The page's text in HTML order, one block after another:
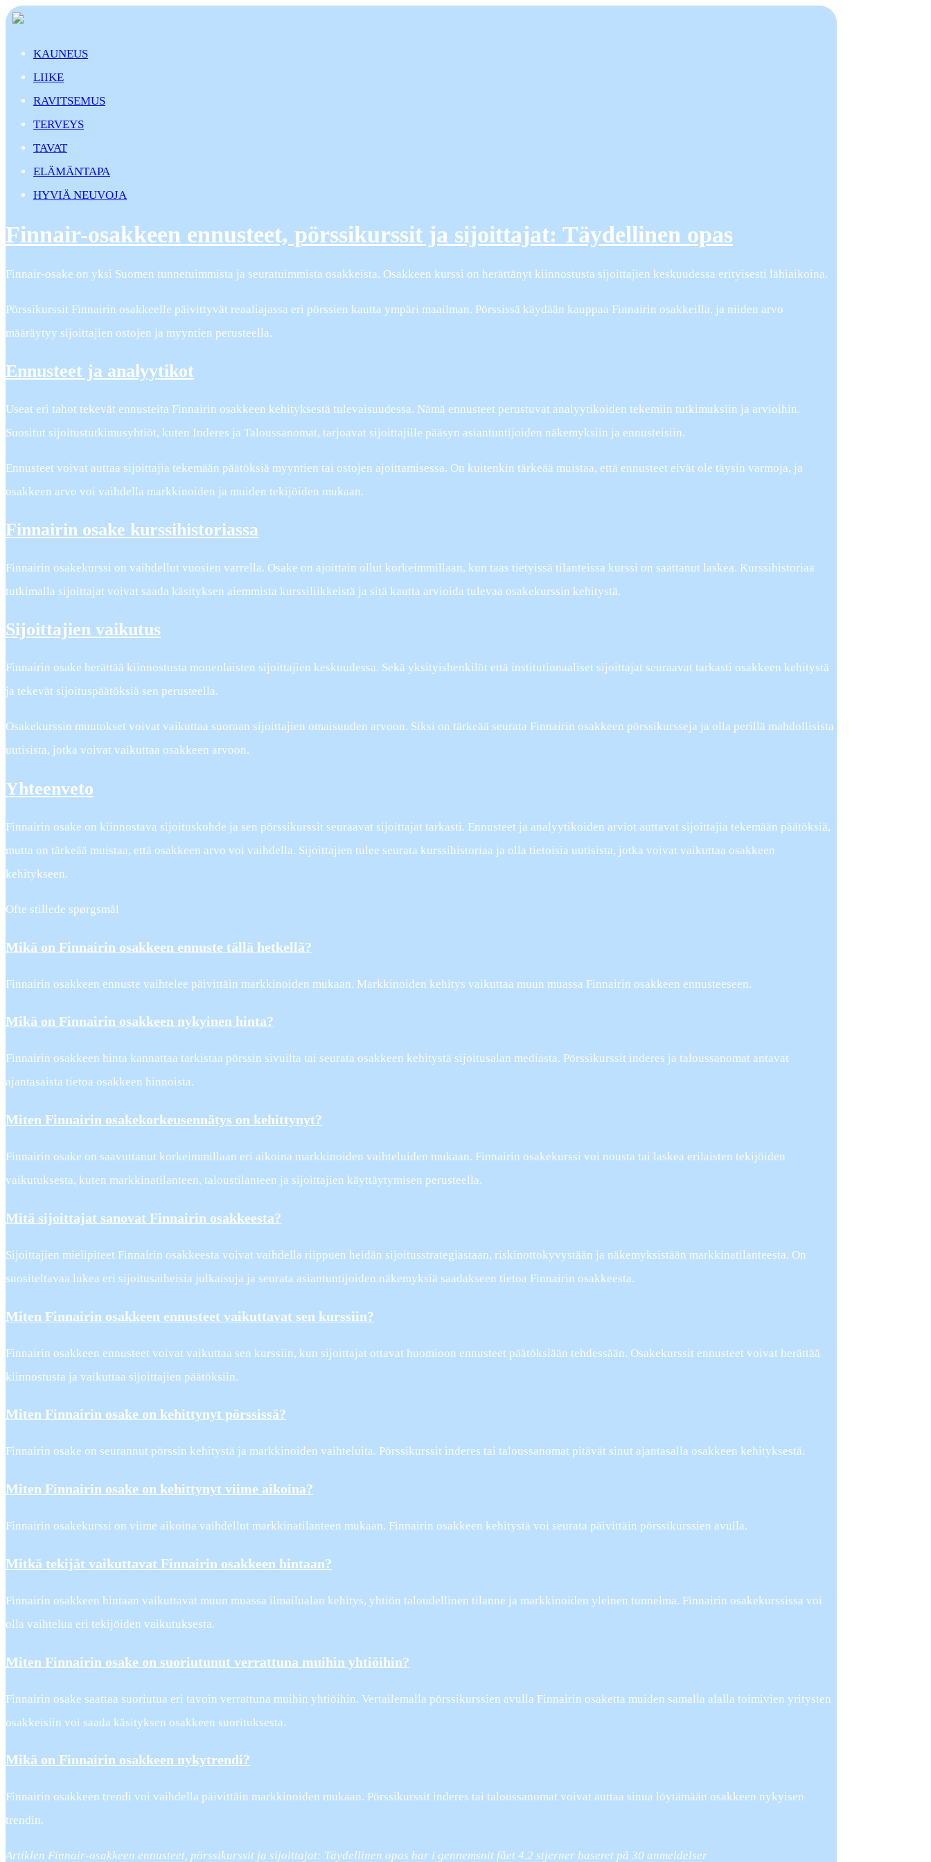
KAUNEUS
LIIKE
RAVITSEMUS
TERVEYS
TAVAT
ELÄMÄNTAPA
HYVIÄ NEUVOJA
Finnair-osakkeen ennusteet, pörssikurssit ja sijoittajat: Täydellinen opas
Finnair-osake on yksi Suomen tunnetuimmista ja seuratuimmista osakkeista. Osakkeen kurssi on herättänyt kiinnostusta sijoittajien keskuudessa erityisesti lähiaikoina.
Pörssikurssit Finnairin osakkeelle päivittyvät reaaliajassa eri pörssien kautta ympäri maailman. Pörssissä käydään kauppaa Finnairin osakkeilla, ja niiden arvo
määräytyy sijoittajien ostojen ja myyntien perusteella.
Ennusteet ja analyytikot
Useat eri tahot tekevät ennusteita Finnairin osakkeen kehityksestä tulevaisuudessa. Nämä ennusteet perustuvat analyytikoiden tekemiin tutkimuksiin ja arvioihin.
Suositut sijoitustutkimusyhtiöt, kuten Inderes ja Taloussanomat, tarjoavat sijoittajille pääsyn asiantuntijoiden näkemyksiin ja ennusteisiin.
Ennusteet voivat auttaa sijoittajia tekemään päätöksiä myyntien tai ostojen ajoittamisessa. On kuitenkin tärkeää muistaa, että ennusteet eivät ole täysin varmoja, ja
osakkeen arvo voi vaihdella markkinoiden ja muiden tekijöiden mukaan.
Finnairin osake kurssihistoriassa
Finnairin osakekurssi on vaihdellut vuosien varrella. Osake on ajoittain ollut korkeimmillaan, kun taas tietyissä tilanteissa kurssi on saattanut laskea. Kurssihistoriaa
tutkimalla sijoittajat voivat saada käsityksen aiemmista kurssiliikkeistä ja sitä kautta arvioida tulevaa osakekurssin kehitystä.
Sijoittajien vaikutus
Finnairin osake herättää kiinnostusta monenlaisten sijoittajien keskuudessa. Sekä yksityishenkilöt että institutionaaliset sijoittajat seuraavat tarkasti osakkeen kehitystä
ja tekevät sijoituspäätöksiä sen perusteella.
Osakekurssin muutokset voivat vaikuttaa suoraan sijoittajien omaisuuden arvoon. Siksi on tärkeää seurata Finnairin osakkeen pörssikursseja ja olla perillä mahdollisista
uutisista, jotka voivat vaikuttaa osakkeen arvoon.
Yhteenveto
Finnairin osake on kiinnostava sijoituskohde ja sen pörssikurssit seuraavat sijoittajat tarkasti. Ennusteet ja analyytikoiden arviot auttavat sijoittajia tekemään päätöksiä,
mutta on tärkeää muistaa, että osakkeen arvo voi vaihdella. Sijoittajien tulee seurata kurssihistoriaa ja olla tietoisia uutisista, jotka voivat vaikuttaa osakkeen
kehitykseen.
Ofte stillede spørgsmål
Mikä on Finnairin osakkeen ennuste tällä hetkellä?
Finnairin osakkeen ennuste vaihtelee päivittäin markkinoiden mukaan. Markkinoiden kehitys vaikuttaa muun muassa Finnairin osakkeen ennusteeseen.
Mikä on Finnairin osakkeen nykyinen hinta?
Finnairin osakkeen hinta kannattaa tarkistaa pörssin sivuilta tai seurata osakkeen kehitystä sijoitusalan mediasta. Pörssikurssit inderes ja taloussanomat antavat
ajantasaista tietoa osakkeen hinnoista.
Miten Finnairin osakekorkeusennätys on kehittynyt?
Finnairin osake on saavuttanut korkeimmillaan eri aikoina markkinoiden vaihteluiden mukaan. Finnairin osakekurssi voi nousta tai laskea erilaisten tekijöiden
vaikutuksesta, kuten markkinatilanteen, taloustilanteen ja sijoittajien käyttäytymisen perusteella.
Mitä sijoittajat sanovat Finnairin osakkeesta?
Sijoittajien mielipiteet Finnairin osakkeesta voivat vaihdella riippuen heidän sijoitusstrategiastaan, riskinottokyvystään ja näkemyksistään markkinatilanteesta. On
suositeltavaa lukea eri sijoitusaiheisia julkaisuja ja seurata asiantuntijoiden näkemyksiä saadakseen tietoa Finnairin osakkeesta.
Miten Finnairin osakkeen ennusteet vaikuttavat sen kurssiin?
Finnairin osakkeen ennusteet voivat vaikuttaa sen kurssiin, kun sijoittajat ottavat huomioon ennusteet päätöksiään tehdessään. Osakekurssit ennusteet voivat herättää
kiinnostusta ja vaikuttaa sijoittajien päätöksiin.
Miten Finnairin osake on kehittynyt pörssissä?
Finnairin osake on seurannut pörssin kehitystä ja markkinoiden vaihteluita. Pörssikurssit inderes tai taloussanomat pitävät sinut ajantasalla osakkeen kehityksestä.
Miten Finnairin osake on kehittynyt viime aikoina?
Finnairin osakekurssi on viime aikoina vaihdellut markkinatilanteen mukaan. Finnairin osakkeen kehitystä voi seurata päivittäin pörssikurssien avulla.
Mitkä tekijät vaikuttavat Finnairin osakkeen hintaan?
Finnairin osakkeen hintaan vaikuttavat muun muassa ilmailualan kehitys, yhtiön taloudellinen tilanne ja markkinoiden yleinen tunnelma. Finnairin osakekurssissa voi
olla vaihtelua eri tekijöiden vaikutuksesta.
Miten Finnairin osake on suoriutunut verrattuna muihin yhtiöihin?
Finnairin osake saattaa suoriutua eri tavoin verrattuna muihin yhtiöihin. Vertailemalla pörssikurssien avulla Finnairin osaketta muiden samalla alalla toimivien yritysten
osakkeisiin voi saada käsityksen osakkeen suorituksesta.
Mikä on Finnairin osakkeen nykytrendi?
Finnairin osakkeen trendi voi vaihdella päivittäin markkinoiden mukaan. Pörssikurssit inderes tai taloussanomat voivat auttaa sinua löytämään osakkeen nykyisen
trendin.
Artiklen Finnair-osakkeen ennusteet, pörssikurssit ja sijoittajat: Täydellinen opas har i gennemsnit fået 4.2 stjerner baseret på 30 anmeldelser